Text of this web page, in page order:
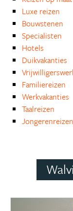
Luxe reizen
Bouwstenen
Specialisten
Hotels
Duikvakanties
Familiereizen
Werkvakanties
Taalreizen
Jongerenreizen